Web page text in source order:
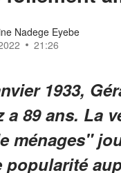
Nadege Eyebe
21:26
1933,
a 89 ans. La
ménages"
popularité